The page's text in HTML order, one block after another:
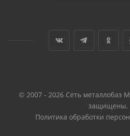
© 2007 - 2026 Сеть металлобаз
защищены.
Политика обработки